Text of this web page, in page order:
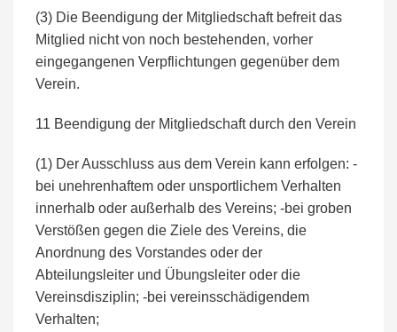
(3) Die Beendigung der Mitgliedschaft befreit das
Mitglied nicht von noch bestehenden, vorher
eingegangenen Verpflichtungen gegenüber dem
Verein.
11 Beendigung der Mitgliedschaft durch den Verein
(1) Der Ausschluss aus dem Verein kann erfolgen: -
bei unehrenhaftem oder unsportlichem Verhalten
innerhalb oder außerhalb des Vereins; -bei groben
Verstößen gegen die Ziele des Vereins, die
Anordnung des Vorstandes oder der
Abteilungsleiter und Übungsleiter oder die
Vereinsdisziplin; -bei vereinsschädigendem
Verhalten;